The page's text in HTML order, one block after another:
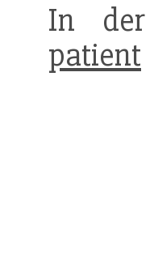
In der
patient